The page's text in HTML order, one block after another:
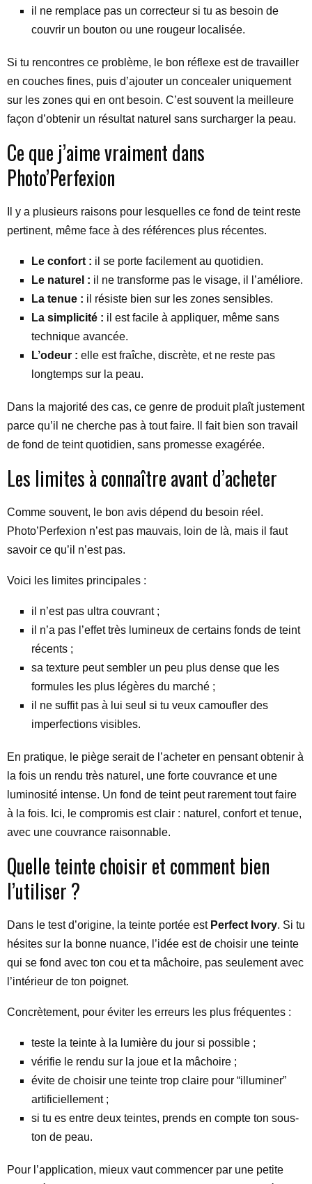
il ne remplace pas un correcteur si tu as besoin de
couvrir un bouton ou une rougeur localisée.
Si tu rencontres ce problème, le bon réflexe est de travailler
en couches fines, puis d’ajouter un concealer uniquement
sur les zones qui en ont besoin. C’est souvent la meilleure
façon d’obtenir un résultat naturel sans surcharger la peau.
Ce que j’aime vraiment dans
Photo’Perfexion
Il y a plusieurs raisons pour lesquelles ce fond de teint reste
pertinent, même face à des références plus récentes.
Le confort : il se porte facilement au quotidien.
Le naturel : il ne transforme pas le visage, il l’améliore.
La tenue : il résiste bien sur les zones sensibles.
La simplicité : il est facile à appliquer, même sans
technique avancée.
L’odeur : elle est fraîche, discrète, et ne reste pas
longtemps sur la peau.
Dans la majorité des cas, ce genre de produit plaît justement
parce qu’il ne cherche pas à tout faire. Il fait bien son travail
de fond de teint quotidien, sans promesse exagérée.
Les limites à connaître avant d’acheter
Comme souvent, le bon avis dépend du besoin réel.
Photo’Perfexion n’est pas mauvais, loin de là, mais il faut
savoir ce qu’il n’est pas.
Voici les limites principales :
il n’est pas ultra couvrant ;
il n’a pas l’effet très lumineux de certains fonds de teint
récents ;
sa texture peut sembler un peu plus dense que les
formules les plus légères du marché ;
il ne suffit pas à lui seul si tu veux camoufler des
imperfections visibles.
En pratique, le piège serait de l’acheter en pensant obtenir à
la fois un rendu très naturel, une forte couvrance et une
luminosité intense. Un fond de teint peut rarement tout faire
à la fois. Ici, le compromis est clair : naturel, confort et tenue,
avec une couvrance raisonnable.
Quelle teinte choisir et comment bien
l’utiliser ?
Dans le test d’origine, la teinte portée est Perfect Ivory. Si tu
hésites sur la bonne nuance, l’idée est de choisir une teinte
qui se fond avec ton cou et ta mâchoire, pas seulement avec
l’intérieur de ton poignet.
Concrètement, pour éviter les erreurs les plus fréquentes :
teste la teinte à la lumière du jour si possible ;
vérifie le rendu sur la joue et la mâchoire ;
évite de choisir une teinte trop claire pour “illuminer”
artificiellement ;
si tu es entre deux teintes, prends en compte ton sous-
ton de peau.
Pour l’application, mieux vaut commencer par une petite